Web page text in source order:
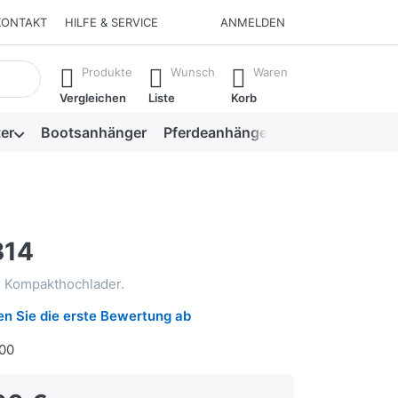
HILFE & SERVICE ANMELDEN
erste Ergebnisse. Drücken Sie die Eingabetaste, um alle
Produkte
Vergleichen
Wunsch
Liste
Waren
Korb
Bootsanhänger Pferdeanhänger
Sie die erste Bewertung ab